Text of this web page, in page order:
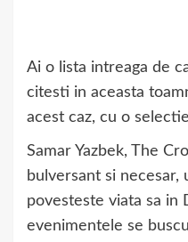
Ai o lista intreaga de
citesti in aceasta
acest caz, cu o
Samar Yazbek, The
bulversant si necesar,
povesteste viata sa in
evenimentele se